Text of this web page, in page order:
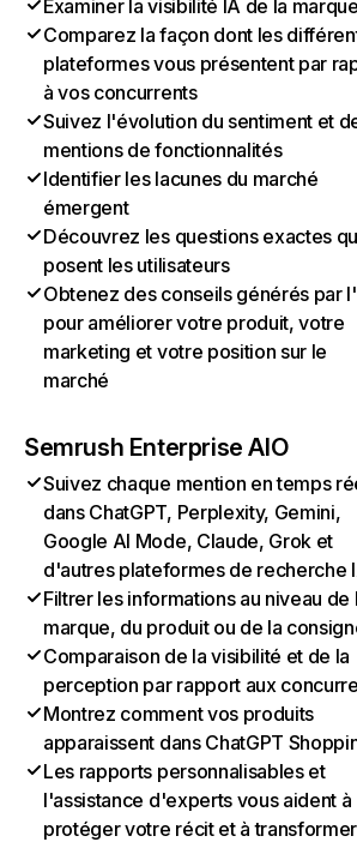
Examiner la visibilité IA de la
Comparez la façon dont les
plateformes vous présentent par
à vos concurrents
Suivez l'évolution du sentiment et
mentions de fonctionnalités
Identifier les lacunes du marché
émergent
Découvrez les questions exactes
posent les utilisateurs
Obtenez des conseils générés par
pour améliorer votre produit, votre
marketing et votre position sur le
marché
Semrush Enterprise AIO
Suivez chaque mention en temps
dans ChatGPT, Perplexity, Gemini,
Google AI Mode, Claude, Grok et
d'autres plateformes de recherche
Filtrer les informations au niveau de
marque, du produit ou de la
Comparaison de la visibilité et de la
perception par rapport aux
Montrez comment vos produits
apparaissent dans ChatGPT
Les rapports personnalisables et
l'assistance d'experts vous aident à
protéger votre récit et à